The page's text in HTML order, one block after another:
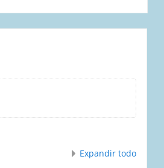
Expandir todo